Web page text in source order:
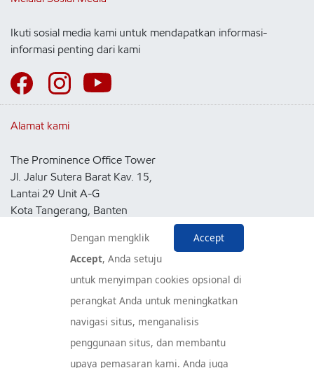
Ikuti sosial media kami untuk mendapatkan informasi-
informasi penting dari kami
Alamat kami
The Prominence Office Tower
Jl. Jalur Sutera Barat Kav. 15,
Lantai 29 Unit A-G
Kota Tangerang, Banten
Pusat Layanan Konsumen
Accept
Dengan mengklik
Accept, Anda setuju
untuk menyimpan cookies opsional di
perangkat Anda untuk meningkatkan
navigasi situs, menganalisis
penggunaan situs, dan membantu
upaya pemasaran kami. Anda juga